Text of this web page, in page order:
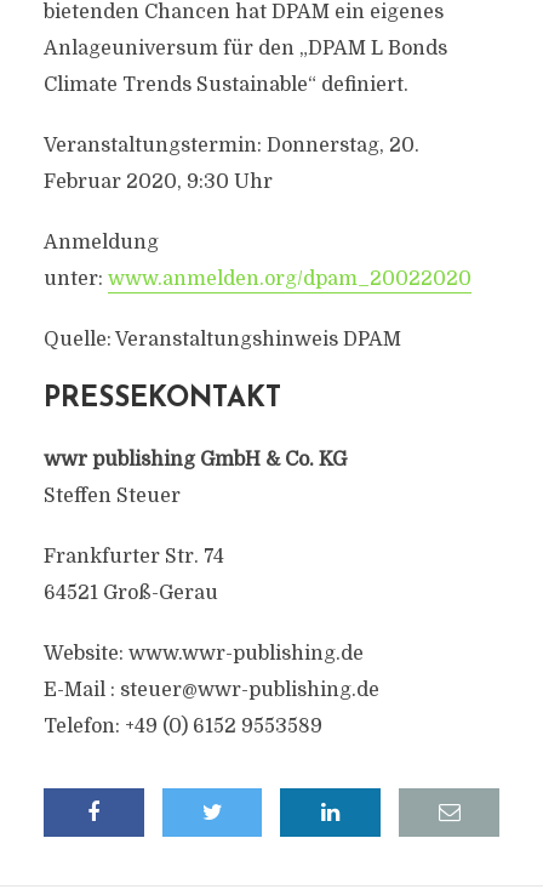
bietenden Chancen hat DPAM ein eigenes
Anlageuniversum für den „DPAM L Bonds
Climate Trends Sustainable“ definiert.
Veranstaltungstermin: Donnerstag, 20.
Februar 2020, 9:30 Uhr
Anmeldung
unter: www.anmelden.org/dpam_20022020
Quelle: Veranstaltungshinweis DPAM
PRESSEKONTAKT
wwr publishing GmbH & Co. KG
Steffen Steuer
Frankfurter Str. 74
64521 Groß-Gerau
Website: www.wwr-publishing.de
E-Mail : steuer@wwr-publishing.de
Telefon: +49 (0) 6152 9553589